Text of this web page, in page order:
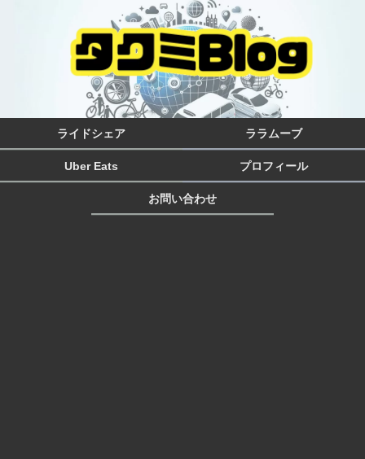
ライドシェア ララムーブ
Uber Eats プロフィール
お問い合わせ